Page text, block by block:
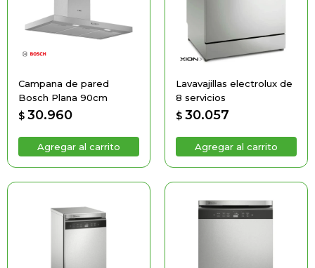
Campana de pared
Bosch Plana 90cm
$ 30.960
Lavavajillas electrolux de
8 servicios
$ 30.057